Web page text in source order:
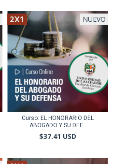
2X1 NUEVO
Curso: EL HONORARIO DEL
ABOGADO Y SU DEF...
$37.41 USD